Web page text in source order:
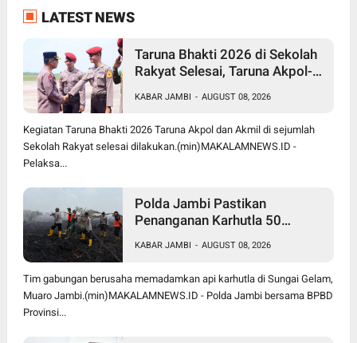
LATEST NEWS
Taruna Bhakti 2026 di Sekolah
Rakyat Selesai, Taruna Akpol-
Menggunakan Hercules A-7305
KABAR JAMBI - AUGUST 08, 2026
Kegiatan Taruna Bhakti 2026 Taruna Akpol dan Akmil di sejumlah
Sekolah Rakyat selesai dilakukan.(min)MAKALAMNEWS.ID -
Pelaksa...
Polda Jambi Pastikan
Penanganan Karhutla 50
KABAR JAMBI - AUGUST 08, 2026
Tim gabungan berusaha memadamkan api karhutla di Sungai Gelam,
Muaro Jambi.(min)MAKALAMNEWS.ID - Polda Jambi bersama BPBD
Provinsi...